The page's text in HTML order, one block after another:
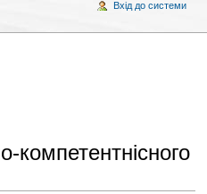
компетентнісного
Вхід до системи